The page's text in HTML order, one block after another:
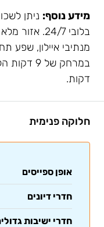
מידע נוסף: ניתן
בלובי 24/7.
מנתיבי איילון, שפע
דקות.
חלוקה פנימית
אופן ספייסים
חדרי דיונים
חדרי ישיבות